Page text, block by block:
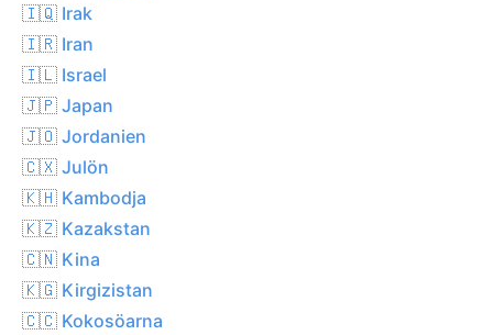
🇮🇶 Irak
🇮🇷 Iran
🇮🇱 Israel
🇯🇵 Japan
🇯🇴 Jordanien
🇨🇽 Julön
🇰🇭 Kambodja
🇰🇿 Kazakstan
🇨🇳 Kina
🇰🇬 Kirgizistan
🇨🇨 Kokosöarna